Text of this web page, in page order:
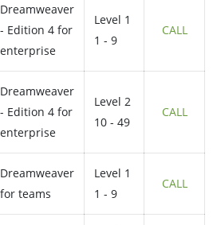
Dreamweaver
- Edition 4 for
enterprise
Level 1
1 - 9
CALL
Dreamweaver
- Edition 4 for
enterprise
Level 2
10 - 49
CALL
Dreamweaver
for teams
Level 1
1 - 9
CALL